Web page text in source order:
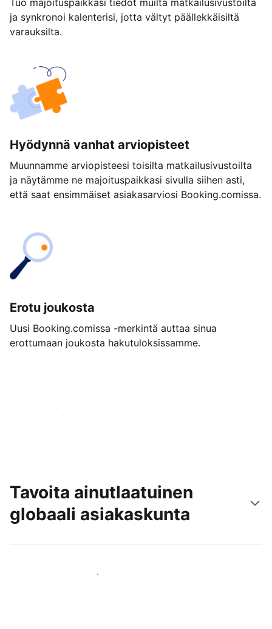
Tuo majoituspaikkasi tiedot muilta matkailusivustoilta
ja synkronoi kalenterisi, jotta vältyt päällekkäisiltä
varauksilta.
Hyödynnä vanhat arviopisteet
Muunnamme arviopisteesi toisilta matkailusivustoilta
ja näytämme ne majoituspaikkasi sivulla siihen asti,
että saat ensimmäiset asiakasarviosi Booking.comissa.
Erotu joukosta
Uusi Booking.comissa -merkintä auttaa sinua
erottumaan joukosta hakutuloksissamme.
Aloita jo tänään
Tavoita ainutlaatuinen
globaali asiakaskunta
Tavoita uusia asiakkaita jo tänään